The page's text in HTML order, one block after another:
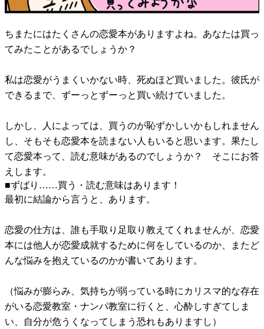
ちまたにはたくさんの恋愛本がありますよね。あなたは買っ
てみたことがあるでしょうか？
私は恋愛がうまくいかない時、死ぬほど買いました。彼氏が
できるまで、ずーっとずーっと買い続けていました。
しかし、人によっては、買うのが恥ずかしいかもしれません
し、そもそも恋愛本を読まない人もいると思います。果たし
て恋愛本って、読む意味があるのでしょうか？ そこにお答
えします。
■ずばり……買う・読む意味はあります！
最初に結論から言うと、あります。
恋愛の仕方は、誰も手取り足取り教えてくれませんが、恋愛
本には他人が恋愛成就するために何をしているのか、またど
んな悩みを抱えているのかが書いてあります。
（悩みが膨らみ、気持ちが弱っている時にカリスマ的な存在
がいる恋愛教室・ナンパ教室に行くと、心酔しすぎてしま
い、自分が危うくなってしまう恐れもありますし）